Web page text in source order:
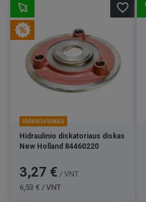
IŠPARDAVIMAS
Hidraulinio diskatoriaus diskas
New Holland 84460220
Kaina
3,27 € / VNT
6,53 € / VNT
favorite_border